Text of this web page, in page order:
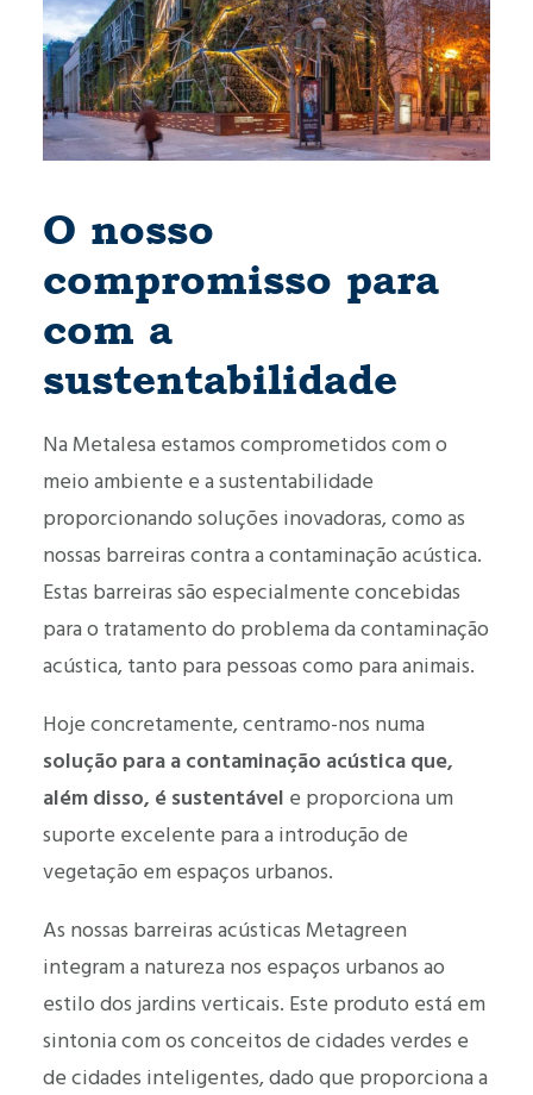
O nosso
compromisso para
com a
sustentabilidade
Na Metalesa estamos comprometidos com o
meio ambiente e a sustentabilidade
proporcionando soluções inovadoras, como as
nossas barreiras contra a contaminação acústica.
Estas barreiras são especialmente concebidas
para o tratamento do problema da contaminação
acústica, tanto para pessoas como para animais.
Hoje concretamente, centramo-nos numa
solução para a contaminação acústica que,
além disso, é sustentável e proporciona um
suporte excelente para a introdução de
vegetação em espaços urbanos.
As nossas barreiras acústicas Metagreen
integram a natureza nos espaços urbanos ao
estilo dos jardins verticais. Este produto está em
sintonia com os conceitos de cidades verdes e
de cidades inteligentes, dado que proporciona a